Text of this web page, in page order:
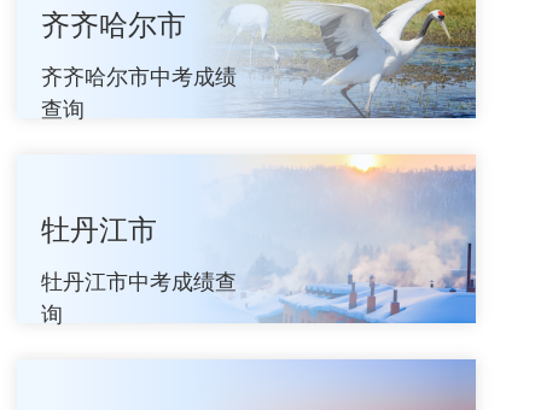
齐齐哈尔市
齐齐哈尔市中考成绩
查询
牡丹江市
牡丹江市中考成绩查
询